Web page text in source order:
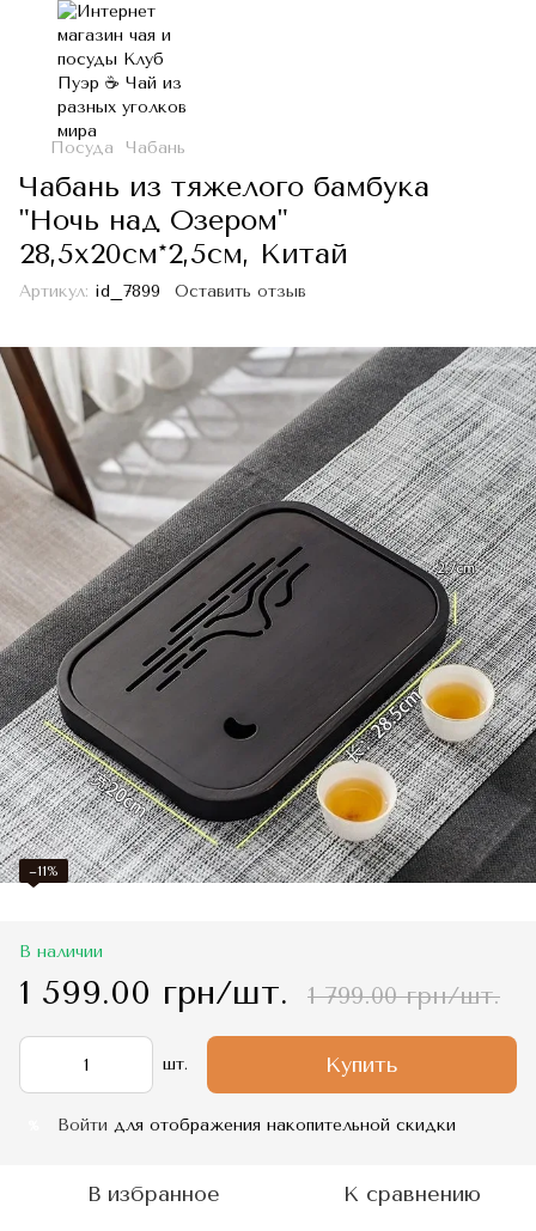
Посуда Чабань
Чабань из тяжелого бамбука
"Ночь над Озером"
28,5х20см*2,5см, Китай
Артикул: id_7899 Оставить отзыв
−11%
В наличии
1 599.00 грн/шт. 1 799.00 грн/шт.
шт. Купить
Войти для отображения накопительной скидки
В избранное К сравнению